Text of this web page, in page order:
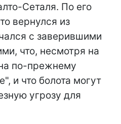
Сеталя. По его
вернулся из
с заверившими
что, несмотря на
по-прежнему
и что болота могут
угрозу для